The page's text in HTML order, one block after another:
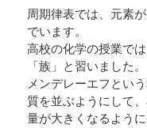
周期律表では、元素
でいます。
高校の化学の授業で
「族」と習いました。
メンデレーエフとい
質を並ぶようにして
量が大きくなるよう